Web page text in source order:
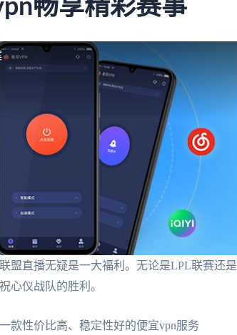
畅享精彩赛事
盟直播无疑是一大福利。无论是LPL联赛还是
心仪战队的胜利。
款性价比高、稳定性好的便宜vpn服务